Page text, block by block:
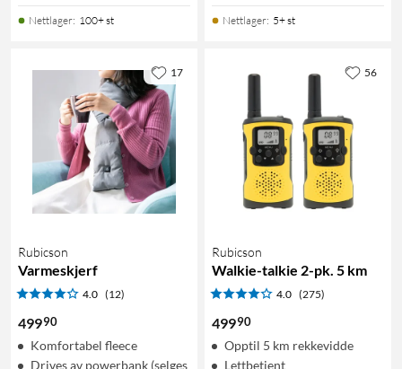
Nettlager: 100+ st Nettlager: 5+ st
Rubicson
Varmeskjerf
4.0 (12)
49990
Komfortabel fleece
Drives av powerbank (selges
17
Rubicson
Walkie-talkie 2-pk. 5 km
4.0 (275)
49990
Opptil 5 km rekkevidde
Lettbetjent
56